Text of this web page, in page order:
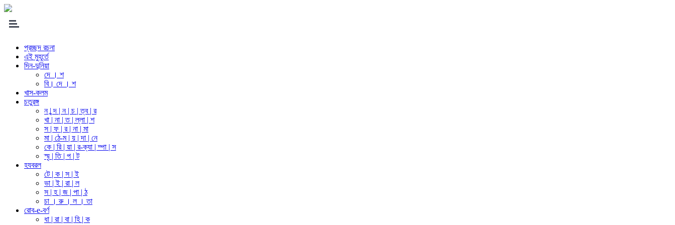
প্রচ্ছদ রচনা
এই মুহূর্তে
দিন-দুনিয়া
দে । শ
বি। দে । শ
খাস-কলম
চতুরঙ্গ
ন | ন্দ | ন | চ | ত্ব | র
খা | না | ত | ল্লা | শ
স | ফ | র | না | মা
মা | ঠে-ম | য় | দা | নে
কে | রি | য়া | র-ক্যা | ম্পা | স
স্মৃ | তি | প | ট
হযবরল
টে | ক | স | ই
ভা | ই | রা | ল
স | হ | জ | পা | ঠ
চা । রু । ল । তা
রোব-e-বর্ণ
ধা | রা | বা | হি | ক